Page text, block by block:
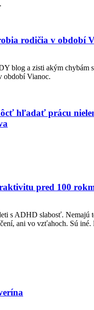
rodičia v období
blog a zisti akým chybám
období Vianoc.
hľadať prácu
pred 100
s ADHD slabosť. Nemajú
ani vo vzťahoch. Sú